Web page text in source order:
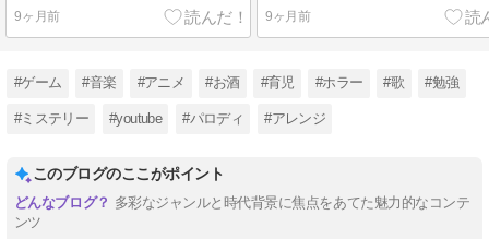
9ヶ月前 9ヶ月前
#ゲーム #音楽 #アニメ #お酒 #育児 #ホラー #歌 #勉強
#ミステリー #youtube #パロディ #アレンジ
このブログのここがポイント
多彩なジャンルと時代背景に焦点をあてた魅力的なコンテ
ンツ